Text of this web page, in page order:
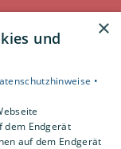
×
und
•
dem Endgerät
auf dem Endgerät